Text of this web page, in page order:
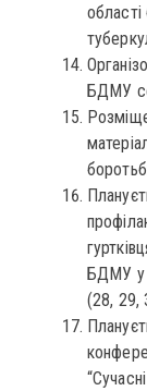
БДМУ
БДМУ у
(28, 29,